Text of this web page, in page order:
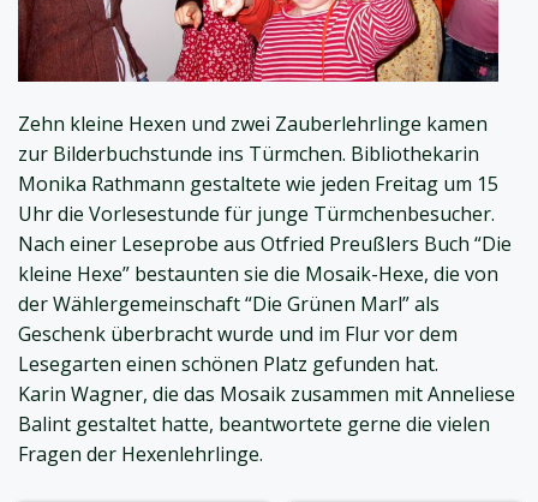
Zehn kleine Hexen und zwei Zauberlehrlinge kamen
zur Bilderbuchstunde ins Türmchen. Bibliothekarin
Monika Rathmann gestaltete wie jeden Freitag um 15
Uhr die Vorlesestunde für junge Türmchenbesucher.
Nach einer Leseprobe aus Otfried Preußlers Buch “Die
kleine Hexe” bestaunten sie die Mosaik-Hexe, die von
der Wählergemeinschaft “Die Grünen Marl” als
Geschenk überbracht wurde und im Flur vor dem
Lesegarten einen schönen Platz gefunden hat.
Karin Wagner, die das Mosaik zusammen mit Anneliese
Balint gestaltet hatte, beantwortete gerne die vielen
Fragen der Hexenlehrlinge.